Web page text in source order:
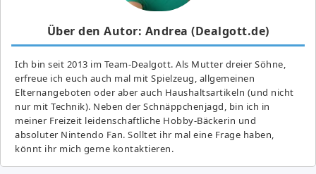
Über den Autor: Andrea (Dealgott.de)
Ich bin seit 2013 im Team-Dealgott. Als Mutter dreier Söhne,
erfreue ich euch auch mal mit Spielzeug, allgemeinen
Elternangeboten oder aber auch Haushaltsartikeln (und nicht
nur mit Technik). Neben der Schnäppchenjagd, bin ich in
meiner Freizeit leidenschaftliche Hobby-Bäckerin und
absoluter Nintendo Fan. Solltet ihr mal eine Frage haben,
könnt ihr mich gerne kontaktieren.